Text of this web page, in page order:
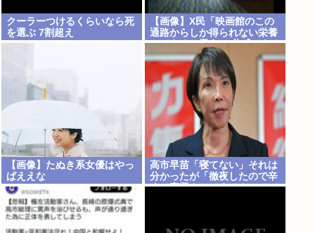
クーラーつけるくらいなら死
を選ぶ 7割超え
【画像】X民「映画館のこの
通路からしか得られない栄養
ってあると思う」 共感できる
と話題にwww
【画像】たぬき系女優はやっ
ぱええな
高市早苗「寝てない」それは
分かったが「徹夜したので辛
くて宿題やってません」って